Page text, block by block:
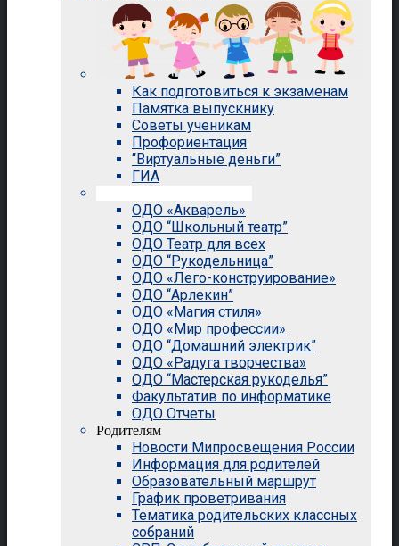
Как подготовиться к экзаменам
Памятка выпускнику
Советы ученикам
Профориентация
“Виртуальные деньги”
ГИА
ОДО «Акварель»
ОДО “Школьный театр”
ОДО Театр для всех
ОДО “Рукодельница”
ОДО «Лего-конструирование»
ОДО “Арлекин”
ОДО «Магия стиля»
ОДО «Мир профессии»
ОДО “Домашний электрик”
ОДО «Радуга творчества»
ОДО “Мастерская рукоделья”
Факультатив по информатике
ОДО Отчеты
Родителям
Новости Мипросвещения России
Информация для родителей
Образовательный маршрут
График проветривания
Тематика родительских классных
собраний